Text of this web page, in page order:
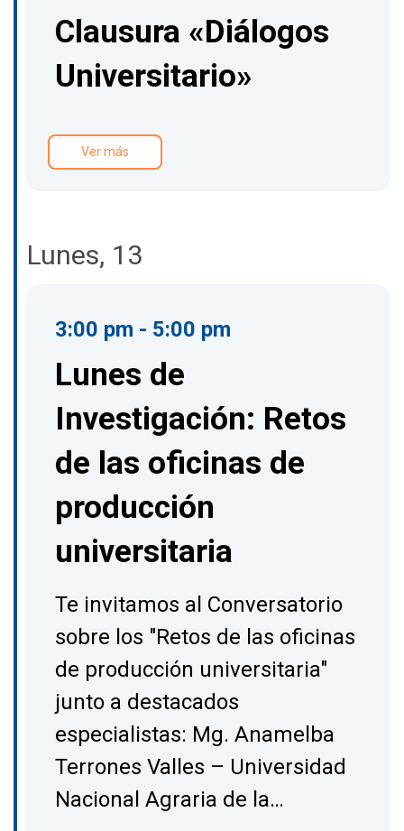
Clausura «Diálogos
Universitario»
Ver más
Lunes, 13
3:00 pm - 5:00 pm
Lunes de
Investigación: Retos
de las oficinas de
producción
universitaria
Te invitamos al Conversatorio
sobre los "Retos de las oficinas
de producción universitaria"
junto a destacados
especialistas: Mg. Anamelba
Terrones Valles – Universidad
Nacional Agraria de la…